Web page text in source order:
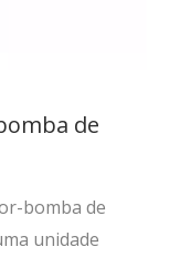
de
bomba de
unidade